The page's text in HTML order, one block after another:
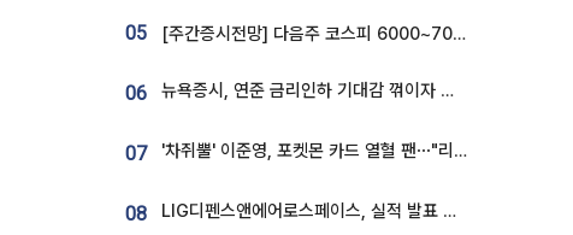
05 [주간증시전망] 다음주 코스피 6000~7000⋯“外人 수급은 정책이 변수”
06 뉴욕증시, 연준 금리인하 기대감 꺾이자 상승...S&P500 사상 최고치 [종합]
07 '차쥐뿔' 이준영, 포켓몬 카드 열혈 팬⋯"리셀러 처단할 것"
08 LIG디펜스앤에어로스페이스, 실적 발표 후 급락→반등⋯증권가 “28년까지 튼튼”